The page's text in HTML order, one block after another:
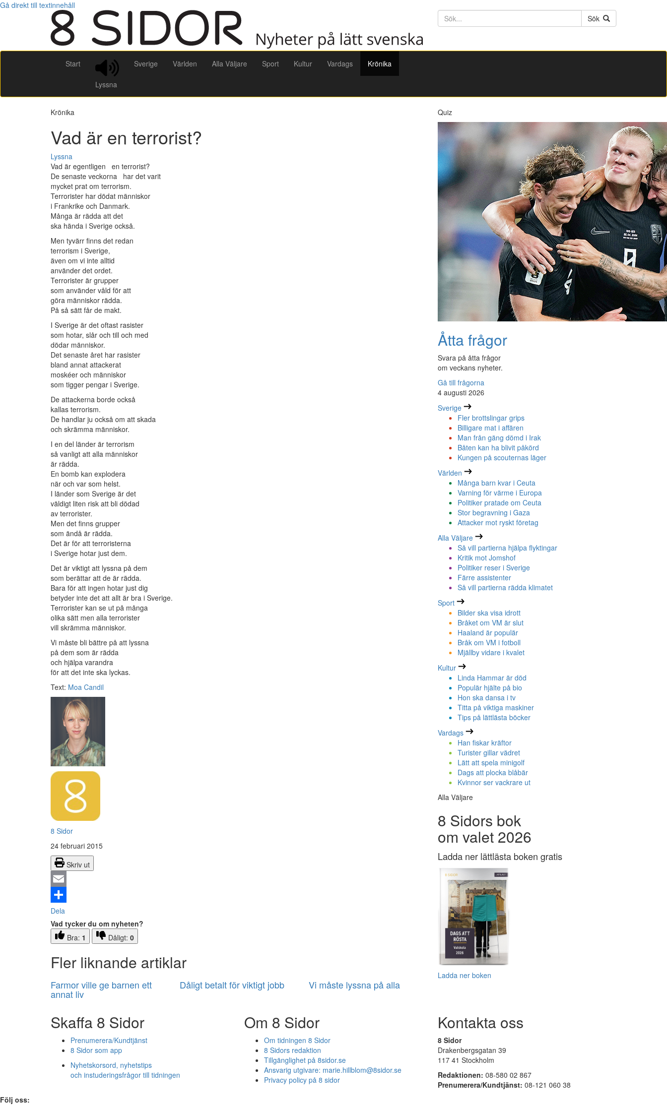
Gå direkt till textinnehåll
Söktext
Sök
Start
Lyssna
Sverige Världen Alla Väljare Sport Kultur Vardags Krönika
Krönika
Vad är en terrorist?
Lyssna
Vad är egentligen en terrorist?
De senaste veckorna har det varit
mycket prat om terrorism.
Terrorister har dödat människor
i Frankrike och Danmark.
Många är rädda att det
ska hända i Sverige också.
Men tyvärr finns det redan
terrorism i Sverige,
även om vi inte alltid
använder det ordet.
Terrorister är grupper
som använder våld för att
göra människor rädda.
På så sätt får de makt.
I Sverige är det oftast rasister
som hotar, slår och till och med
dödar människor.
Det senaste året har rasister
bland annat attackerat
moskéer och människor
som tigger pengar i Sverige.
De attackerna borde också
kallas terrorism.
De handlar ju också om att skada
och skrämma människor.
I en del länder är terrorism
så vanligt att alla människor
är rädda.
En bomb kan explodera
när och var som helst.
I länder som Sverige är det
väldigt liten risk att bli dödad
av terrorister.
Men det finns grupper
som ändå är rädda.
Det är för att terroristerna
i Sverige hotar just dem.
Det är viktigt att lyssna på dem
som berättar att de är rädda.
Bara för att ingen hotar just dig
betyder inte det att allt är bra i Sverige.
Terrorister kan se ut på många
olika sätt men alla terrorister
vill skrämma människor.
Vi måste bli bättre på att lyssna
på dem som är rädda
och hjälpa varandra
för att det inte ska lyckas.
Text: Moa Candil
8 Sidor
24 februari 2015
Skriv ut
Email
Dela
Vad tycker du om nyheten?
Bra: 1 Dåligt: 0
Fler liknande artiklar
Farmor ville ge barnen ett
annat liv
Dåligt betalt för viktigt jobb Vi måste lyssna på alla
Quiz
Åtta frågor
Svara på åtta frågor
om veckans nyheter.
Gå till frågorna
4 augusti 2026
Sverige
Fler brottslingar grips
Billigare mat i affären
Man från gäng dömd i Irak
Båten kan ha blivit påkörd
Kungen på scouternas läger
Världen
Många barn kvar i Ceuta
Varning för värme i Europa
Politiker pratade om Ceuta
Stor begravning i Gaza
Attacker mot ryskt företag
Alla Väljare
Så vill partierna hjälpa flyktingar
Kritik mot Jomshof
Politiker reser i Sverige
Färre assistenter
Så vill partierna rädda klimatet
Sport
Bilder ska visa idrott
Bråket om VM är slut
Haaland är populär
Bråk om VM i fotboll
Mjällby vidare i kvalet
Kultur
Linda Hammar är död
Populär hjälte på bio
Hon ska dansa i tv
Titta på viktiga maskiner
Tips på lättlästa böcker
Vardags
Han fiskar kräftor
Turister gillar vädret
Lätt att spela minigolf
Dags att plocka blåbär
Kvinnor ser vackrare ut
Alla Väljare
8 Sidors bok
om valet 2026
Ladda ner lättlästa boken gratis
Ladda ner boken
Skaffa 8 Sidor
Prenumerera/Kundtjänst
8 Sidor som app
Nyhetskorsord, nyhetstips
och instuderingsfrågor till tidningen
Om 8 Sidor
Om tidningen 8 Sidor
8 Sidors redaktion
Tillgänglighet på 8sidor.se
Ansvarig utgivare: marie.hillblom@8sidor.se
Privacy policy på 8 sidor
Kontakta oss
8 Sidor
Drakenbergsgatan 39
117 41 Stockholm
Redaktionen: 08-580 02 867
Prenumerera/Kundtjänst: 08-121 060 38
Följ oss: